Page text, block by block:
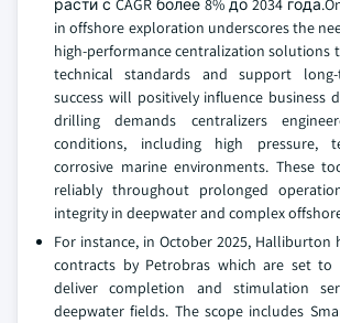
расти с CAGR более 8% до 2034
in offshore exploration underscores the
high-performance centralization solutions
technical standards and support
success will positively influence business
drilling demands centralizers
conditions, including high pressure,
corrosive marine environments. These
reliably throughout prolonged
integrity in deepwater and complex
For instance, in October 2025, Halliburton
contracts by Petrobras which are set to
deliver completion and stimulation
deepwater fields. The scope includes